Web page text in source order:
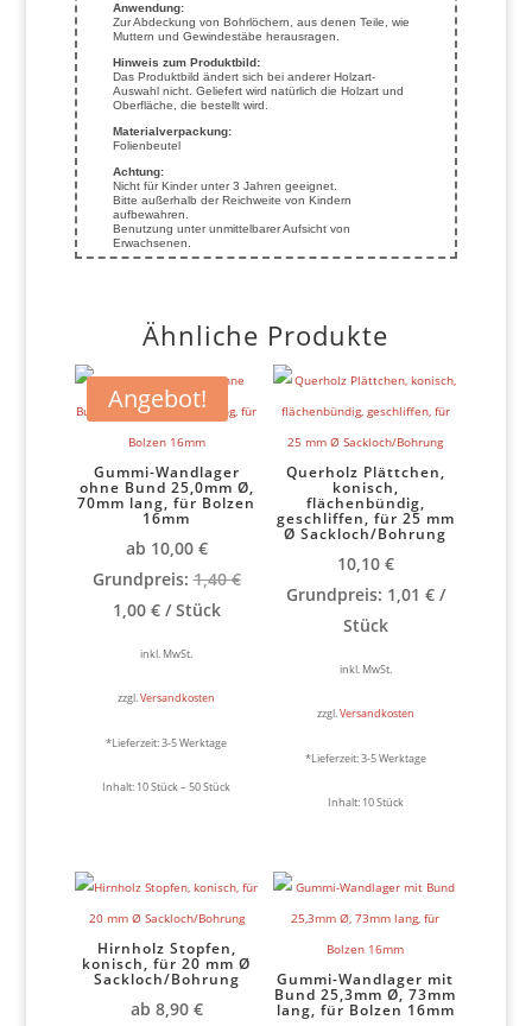
Anwendung:
Zur Abdeckung von Bohrlöchern, aus denen Teile, wie
Muttern und Gewindestäbe herausragen.
Hinweis zum Produktbild:
Das Produktbild ändert sich bei anderer Holzart-
Auswahl nicht. Geliefert wird natürlich die Holzart und
Oberfläche, die bestellt wird.
Materialverpackung:
Folienbeutel
Achtung:
Nicht für Kinder unter 3 Jahren geeignet.
Bitte außerhalb der Reichweite von Kindern
aufbewahren.
Benutzung unter unmittelbarer Aufsicht von
Erwachsenen.
Ähnliche Produkte
Angebot!
Gummi-Wandlager
ohne Bund 25,0mm Ø,
70mm lang, für Bolzen
16mm
ab 10,00 €
Grundpreis:1,40€Ursprünglicher
1,00 €Aktueller
1,00 €.
/Stück
inkl. MwSt.
zzgl.Versandkosten
*Lieferzeit:3-5 Werktage
Inhalt: 10Stück– 50Stück
Querholz Plättchen,
konisch,
flächenbündig,
geschliffen, für 25 mm
Ø Sackloch/Bohrung
10,10 €
Grundpreis: 1,01 €/
Stück
inkl. MwSt.
zzgl.Versandkosten
*Lieferzeit:3-5 Werktage
Inhalt: 10Stück
Hirnholz Stopfen,
konisch, für 20 mm Ø
Sackloch/Bohrung
ab 8,90 €
Gummi-Wandlager mit
Bund 25,3mm Ø, 73mm
lang, für Bolzen 16mm